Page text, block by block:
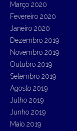
Março 2020
Fevereiro 2020
Janeiro 2020
Dezembro 2019
Novembro 2019
Outubro 2019
Setembro 2019
Agosto 2019
Julho 2019
Junho 2019
Maio 2019